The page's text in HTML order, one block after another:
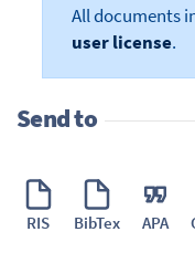
All documents
user license.
Send to
RIS BibTex APA